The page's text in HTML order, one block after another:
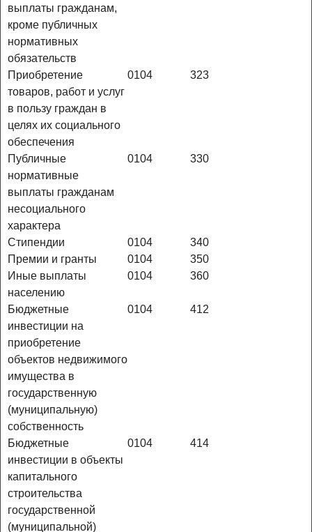
выплаты гражданам,
кроме публичных
нормативных
обязательств
Приобретение
товаров, работ и услуг
в пользу граждан в
целях их социального
обеспечения
0104 323
Публичные
нормативные
выплаты гражданам
несоциального
характера
0104 330
Стипендии 0104
340
Премии и гранты
0104
350
Иные выплаты
населению
0104 360
Бюджетные
инвестиции на
приобретение
объектов недвижимого
имущества в
государственную
(муниципальную)
собственность
0104 412
Бюджетные
инвестиции в объекты
капитального
строительства
государственной
(муниципальной)
0104 414